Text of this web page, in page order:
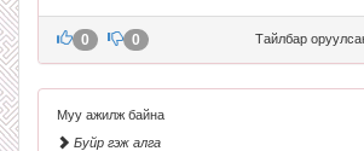
Тайлбар
0 0
Муу ажилж байна
Буйр гэж алга